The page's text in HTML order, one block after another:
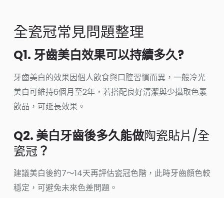
全瓷冠常見問題整理
Q1. 牙齒美白效果可以持續多久?
牙齒美白的效果因個人飲食與口腔習慣而異，一般冷光
美白可維持6個月至2年，若搭配良好清潔與少攝取色素
飲品，可延長效果。
Q2. 美白牙齒後多久能做陶瓷貼片/全
瓷冠 ？
建議美白後約7～14天再評估瓷冠色階，此時牙齒顏色較
穩定，可避免未來色差問題。